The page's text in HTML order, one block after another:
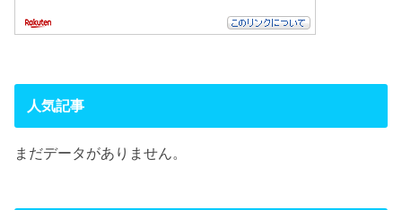
人気記事
まだデータがありません。